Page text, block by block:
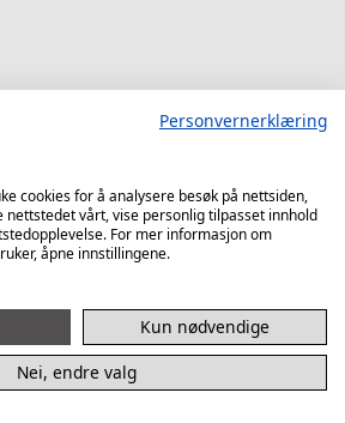
Personvernerklæring
cookies for å analysere besøk på nettsiden,
vårt, vise personlig tilpasset innhold
For mer informasjon om
åpne innstillingene.
Kun nødvendige
Nei, endre valg